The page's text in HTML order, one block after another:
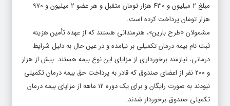
مبلغ ۲ میلیون و ۴۳۰ هزار تومان متقبل و هر عضو ۲ میلیون و ۹۷۰
هزار تومان پرداخت کرده است.
مشمولان «طرح بارین»، هنرمندانی هستند که از عهده تأمین هزینه
ثبت نام بیمه درمان تکمیلی بر نیامده و در عین حال به دلیل شرایط
درمانی، نیازمند برخورداری از مزایای این نوع بیمه هستند. بیش از هزار
و ۲۰۰ نفر از اعضای صندوق که قادر به پرداخت حق بیمه درمان تکمیلی
نبودند به صورت رایگان و برای یک دوره ۱۲ ماهه از مزایای بیمه درمان
تکمیلی صندوق برخوردار شدند.